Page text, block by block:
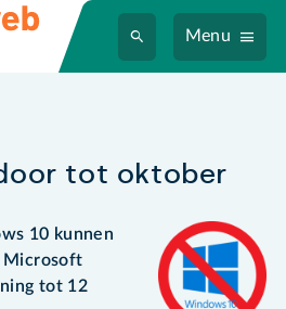
Menu
tot oktober
10 kunnen
Microsoft
tot 12